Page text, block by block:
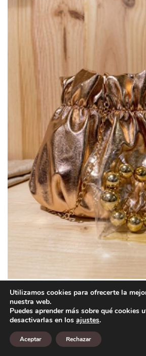
BOLSO GOLDEN
19,90€
13,93
Utilizamos cookies para ofrecerte la
nuestra web.
Puedes aprender más sobre qué cookies
desactivarlas en los ajustes.
Aceptar Rechazar